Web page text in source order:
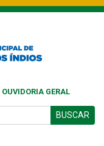
OUVIDORIA GERAL
BUSCAR